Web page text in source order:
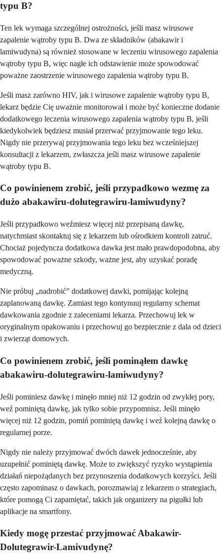
typu B?
Ten lek wymaga szczególnej ostrożności, jeśli masz wirusowe
zapalenie wątroby typu B. Dwa ze składników (abakawir i
lamiwudyna) są również stosowane w leczeniu wirusowego zapalenia
wątroby typu B, więc nagłe ich odstawienie może spowodować
poważne zaostrzenie wirusowego zapalenia wątroby typu B.
Jeśli masz zarówno HIV, jak i wirusowe zapalenie wątroby typu B,
lekarz będzie Cię uważnie monitorował i może być konieczne dodanie
dodatkowego leczenia wirusowego zapalenia wątroby typu B, jeśli
kiedykolwiek będziesz musiał przerwać przyjmowanie tego leku.
Nigdy nie przerywaj przyjmowania tego leku bez wcześniejszej
konsultacji z lekarzem, zwłaszcza jeśli masz wirusowe zapalenie
wątroby typu B.
Co powinienem zrobić, jeśli przypadkowo wezmę za
dużo abakawiru-dolutegrawiru-lamiwudyny?
Jeśli przypadkowo weźmiesz więcej niż przepisaną dawkę,
natychmiast skontaktuj się z lekarzem lub ośrodkiem kontroli zatruć.
Chociaż pojedyncza dodatkowa dawka jest mało prawdopodobna, aby
spowodować poważne szkody, ważne jest, aby uzyskać poradę
medyczną.
Nie próbuj „nadrobić” dodatkowej dawki, pomijając kolejną
zaplanowaną dawkę. Zamiast tego kontynuuj regularny schemat
dawkowania zgodnie z zaleceniami lekarza. Przechowuj lek w
oryginalnym opakowaniu i przechowuj go bezpiecznie z dala od dzieci
i zwierząt domowych.
Co powinienem zrobić, jeśli pominąłem dawkę
abakawiru-dolutegrawiru-lamiwudyny?
Jeśli pominiesz dawkę i minęło mniej niż 12 godzin od zwykłej pory,
weź pominiętą dawkę, jak tylko sobie przypomnisz. Jeśli minęło
więcej niż 12 godzin, pomiń pominiętą dawkę i weź kolejną dawkę o
regularnej porze.
Nigdy nie należy przyjmować dwóch dawek jednocześnie, aby
uzupełnić pominiętą dawkę. Może to zwiększyć ryzyko wystąpienia
działań niepożądanych bez przynoszenia dodatkowych korzyści. Jeśli
często zapominasz o dawkach, porozmawiaj z lekarzem o strategiach,
które pomogą Ci zapamiętać, takich jak organizery na pigułki lub
aplikacje na smartfony.
Kiedy mogę przestać przyjmować Abakawir-
Dolutegrawir-Lamivudynę?